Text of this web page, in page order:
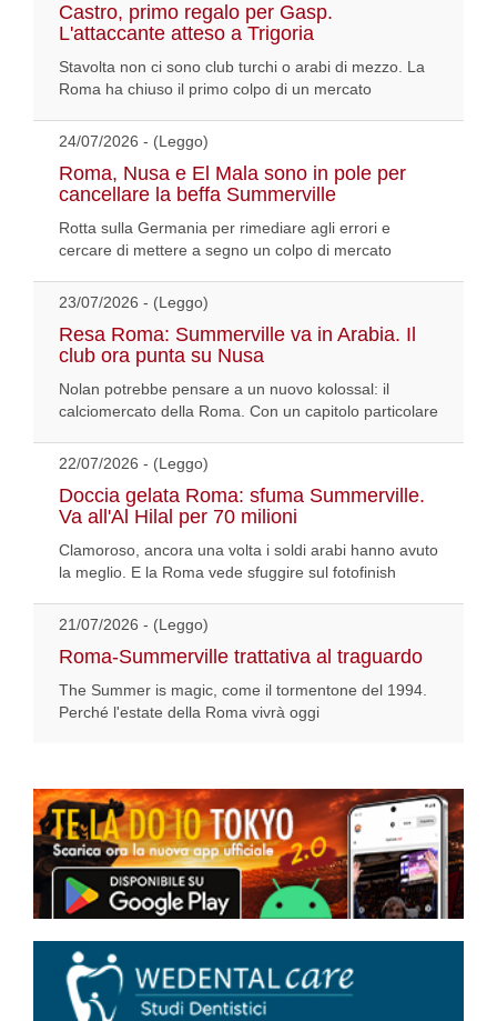
Castro, primo regalo per Gasp.
L'attaccante atteso a Trigoria
Stavolta non ci sono club turchi o arabi di mezzo. La
Roma ha chiuso il primo colpo di un mercato
24/07/2026 - (Leggo)
Roma, Nusa e El Mala sono in pole per
cancellare la beffa Summerville
Rotta sulla Germania per rimediare agli errori e
cercare di mettere a segno un colpo di mercato
23/07/2026 - (Leggo)
Resa Roma: Summerville va in Arabia. Il
club ora punta su Nusa
Nolan potrebbe pensare a un nuovo kolossal: il
calciomercato della Roma. Con un capitolo particolare
22/07/2026 - (Leggo)
Doccia gelata Roma: sfuma Summerville.
Va all'Al Hilal per 70 milioni
Clamoroso, ancora una volta i soldi arabi hanno avuto
la meglio. E la Roma vede sfuggire sul fotofinish
21/07/2026 - (Leggo)
Roma-Summerville trattativa al traguardo
The Summer is magic, come il tormentone del 1994.
Perché l'estate della Roma vivrà oggi